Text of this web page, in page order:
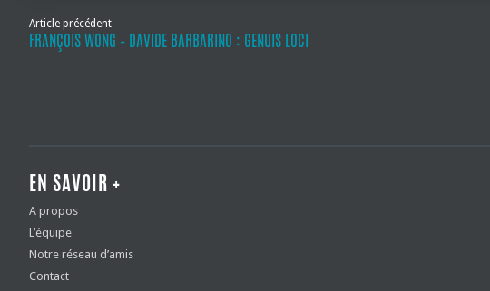
Article précédent
FRANÇOIS WONG – DAVIDE BARBARINO : GENUIS LOCI
EN SAVOIR +
A propos
L’équipe
Notre réseau d’amis
Contact